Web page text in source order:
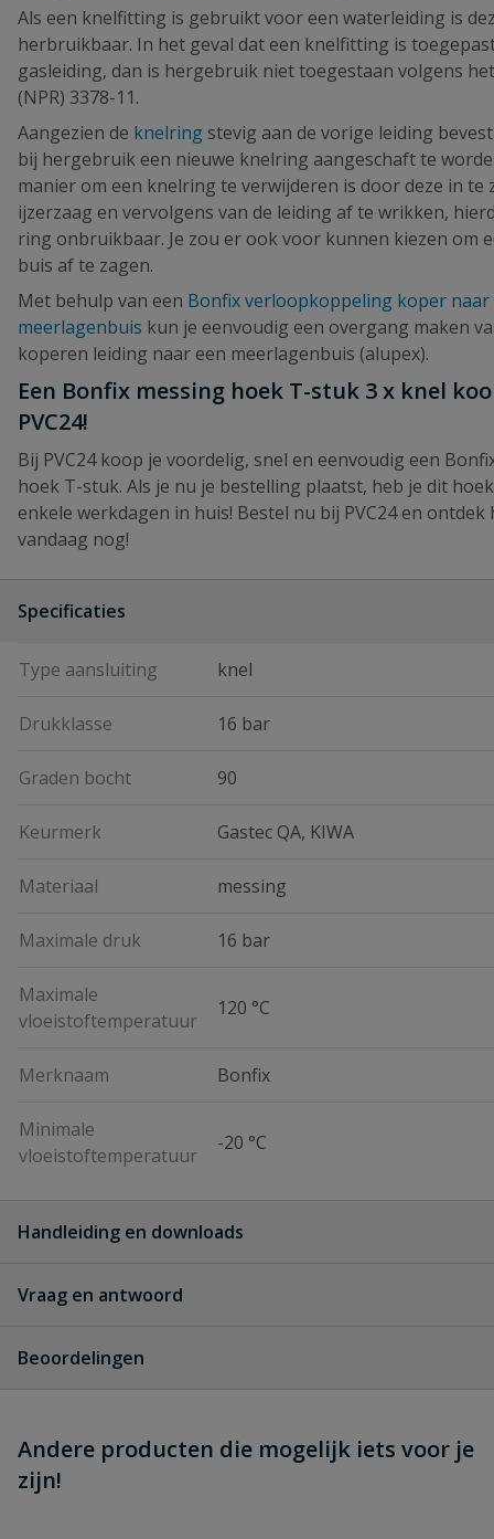
Als een knelfitting is gebruikt voor een waterleiding is
herbruikbaar. In het geval dat een knelfitting is
gasleiding, dan is hergebruik niet toegestaan volgens
(NPR) 3378-11.
Aangezien de knelring stevig aan de vorige leiding
bij hergebruik een nieuwe knelring aangeschaft te
manier om een knelring te verwijderen is door deze in te
ijzerzaag en vervolgens van de leiding af te wrikken,
ring onbruikbaar. Je zou er ook voor kunnen kiezen om
buis af te zagen.
Met behulp van een Bonfix verloopkoppeling koper naar
meerlagenbuis kun je eenvoudig een overgang maken
koperen leiding naar een meerlagenbuis (alupex).
Een Bonfix messing hoek T-stuk 3 x knel
PVC24!
Bij PVC24 koop je voordelig, snel en eenvoudig een
hoek T-stuk. Als je nu je bestelling plaatst, heb je dit
enkele werkdagen in huis! Bestel nu bij PVC24 en ontdek
vandaag nog!
Specificaties
Type aansluiting knel
Drukklasse 16 bar
Graden bocht 90
Keurmerk Gastec QA, KIWA
Materiaal messing
Maximale druk 16 bar
Maximale
vloeistoftemperatuur
120 °C
Merknaam Bonfix
Minimale
vloeistoftemperatuur
-20 °C
Handleiding en downloads
Bonfix Knelfittingen Messing en Messing Vertind
Vraag en antwoord
product?
Beoordelingen
Schrijf zelf een beoordeling
Je beoordeelt:
Andere producten die mogelijk iets voor je
zijn!